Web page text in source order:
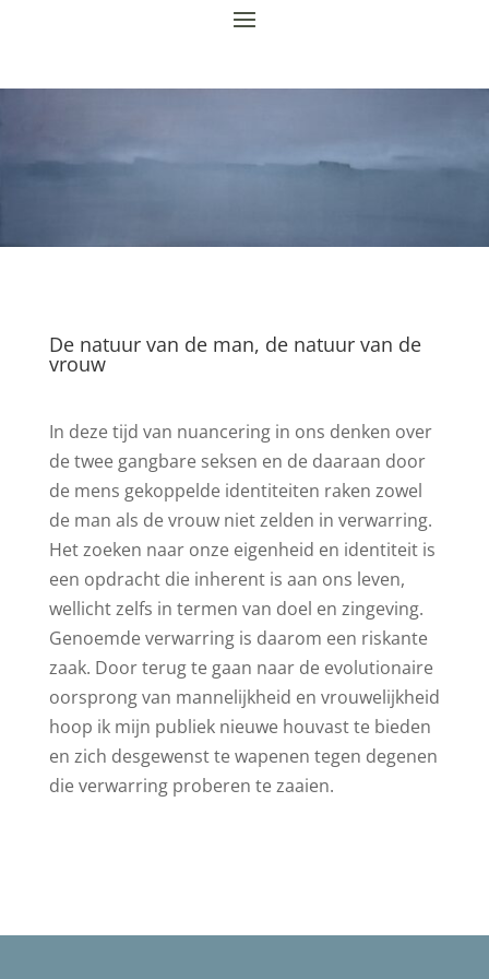
De natuur van de man, de natuur van de
vrouw
In deze tijd van nuancering in ons denken over
de twee gangbare seksen en de daaraan door
de mens gekoppelde identiteiten raken zowel
de man als de vrouw niet zelden in verwarring.
Het zoeken naar onze eigenheid en identiteit is
een opdracht die inherent is aan ons leven,
wellicht zelfs in termen van doel en zingeving.
Genoemde verwarring is daarom een riskante
zaak. Door terug te gaan naar de evolutionaire
oorsprong van mannelijkheid en vrouwelijkheid
hoop ik mijn publiek nieuwe houvast te bieden
en zich desgewenst te wapenen tegen degenen
die verwarring proberen te zaaien.